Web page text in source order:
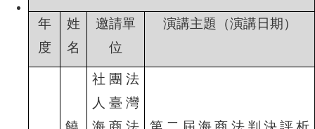
年
度
姓
名
邀請單
位
演講主題（演講日期）
社團法
人臺灣